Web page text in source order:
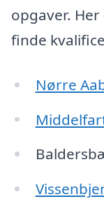
opgaver.
finde
Nørre